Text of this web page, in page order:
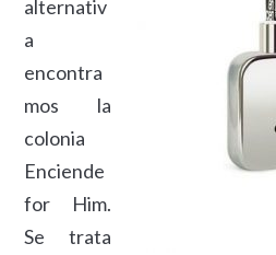
alternativ
a
encontra
mos la
colonia
Enciende
for Him.
Se trata